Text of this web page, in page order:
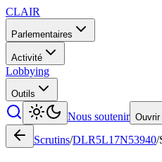
CLAIR
Parlementaires
Activité
Lobbying
Outils
Nous soutenir
Scrutins/DLR5L17N53940/